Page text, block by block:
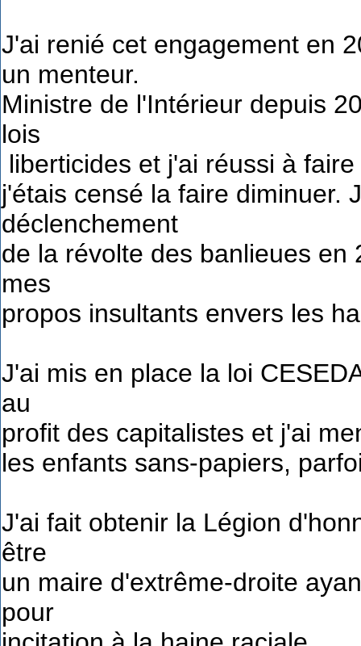
J'ai renié cet engagement en
un menteur.
Ministre de l'Intérieur depuis
lois
liberticides et j'ai réussi à
j'étais censé la faire diminuer.
déclenchement
de la révolte des banlieues
mes
propos insultants envers les
J'ai mis en place la loi
au
profit des capitalistes et j'ai
les enfants sans-papiers,
J'ai fait obtenir la Légion
être
un maire d'extrême-droite
pour